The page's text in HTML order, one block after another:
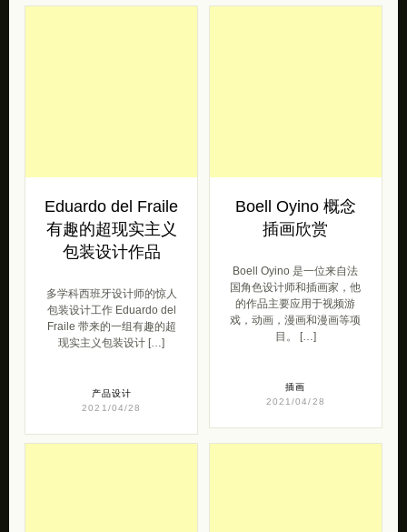
Eduardo del Fraile
有趣的超现实主义
包装设计作品
多学科西班牙设计师的惊人
包装设计工作 Eduardo del
Fraile 带来的一组有趣的超
现实主义包装设计 […]
产品设计
2021/04/28
Boell Oyino 概念
插画欣赏
Boell Oyino 是一位来自法
国角色设计师和插画家，他
的作品主要应用于视频游
戏，动画，漫画和漫画等项
目。 […]
插画
2021/04/28